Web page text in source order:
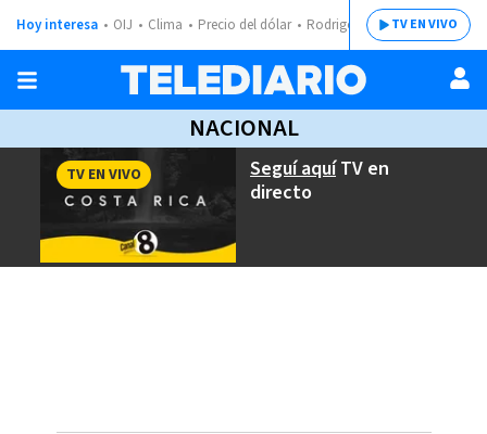
Hoy interesa OIJ Clima Precio del dólar Rodrigo ChavesTV EN VIVO
NACIONAL
Seguí aquíTV en
directo
TV EN VIVO